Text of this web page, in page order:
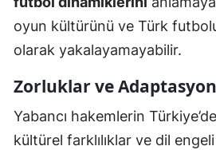
oyun kültürünü ve Türk
olarak yakalayamayabilir.
Zorluklar ve
Yabancı hakemlerin
kültürel farklılıklar ve dil